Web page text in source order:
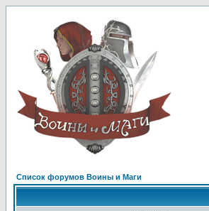
Список форумов Воины и Маги